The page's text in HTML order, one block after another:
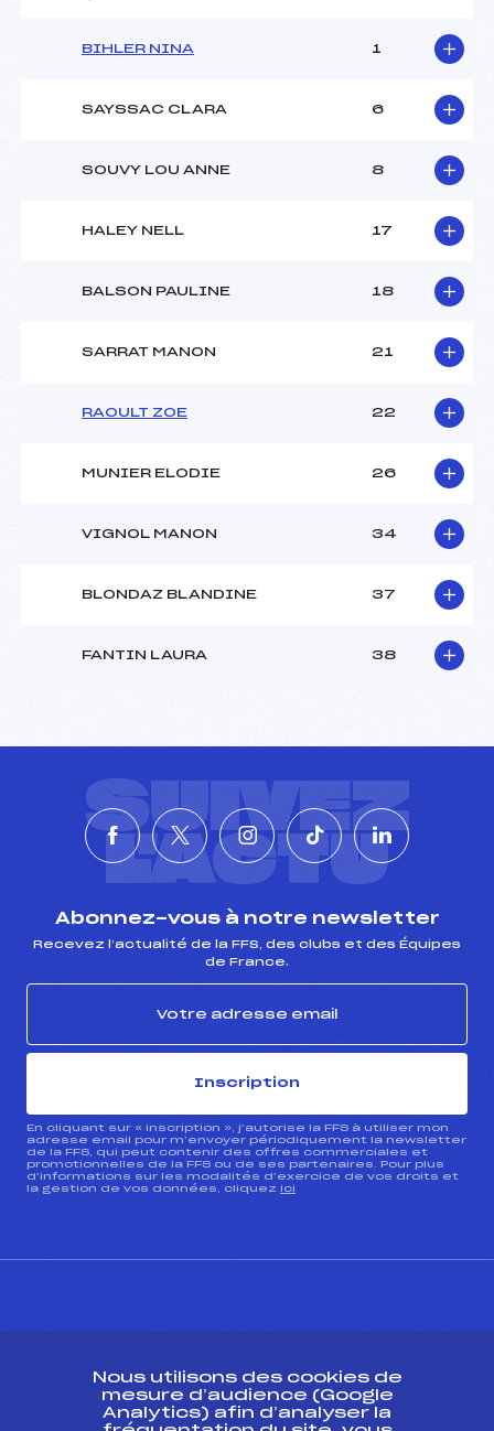
BIHLER NINA 1
SAYSSAC CLARA 6
SOUVY LOU ANNE 8
HALEY NELL 17
BALSON PAULINE 18
SARRAT MANON 21
RAOULT ZOE 22
MUNIER ELODIE 26
VIGNOL MANON 34
BLONDAZ BLANDINE 37
FANTIN LAURA 38
SUIVEZ
L'ACTU
Abonnez-vous à notre newsletter
Recevez l’actualité de la FFS, des clubs et des Équipes
de France.
Inscription
En cliquant sur « inscription », j’autorise la FFS à utiliser mon
adresse email pour m’envoyer périodiquement la newsletter
de la FFS, qui peut contenir des offres commerciales et
promotionnelles de la FFS ou de ses partenaires. Pour plus
d’informations sur les modalités d’exercice de vos droits et
la gestion de vos données, cliquez ici
Nous utilisons des cookies de
mesure d’audience (Google
Analytics) afin d’analyser la